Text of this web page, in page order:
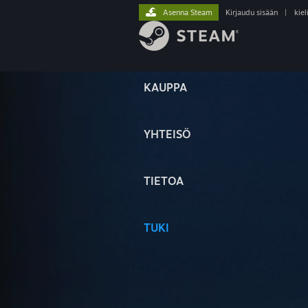
KAUPPA
YHTEISÖ
TIETOA
TUKI
Asenna Steam Kirjaudu sisään kieli